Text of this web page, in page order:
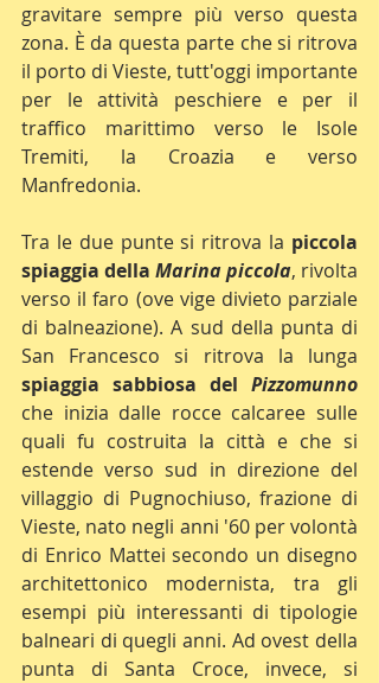
gravitare sempre più verso questa
zona. È da questa parte che si ritrova
il porto di Vieste, tutt'oggi importante
per le attività peschiere e per il
traffico marittimo verso le Isole
Tremiti, la Croazia e verso
Manfredonia.
Tra le due punte si ritrova la piccola
spiaggia della Marina piccola, rivolta
verso il faro (ove vige divieto parziale
di balneazione). A sud della punta di
spiaggia sabbiosa del Pizzomunno
che inizia dalle rocce calcaree sulle
quali fu costruita la città e che si
estende verso sud in direzione del
villaggio di Pugnochiuso, frazione di
Vieste, nato negli anni '60 per volontà
di Enrico Mattei secondo un disegno
architettonico modernista, tra gli
esempi più interessanti di tipologie
balneari di quegli anni. Ad ovest della
punta di Santa Croce, invece, si